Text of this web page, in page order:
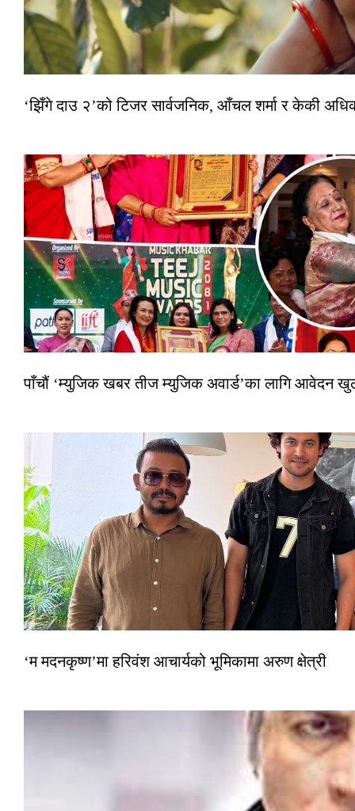
‘झिँगे दाउ २’को टिजर सार्वजनिक, आँचल शर्मा र केकी
पाँचौं ‘म्युजिक खबर तीज म्युजिक अवार्ड’का लागि आवेदन
‘म मदनकृष्ण’मा हरिवंश आचार्यको भूमिकामा अरुण क्षेत्री